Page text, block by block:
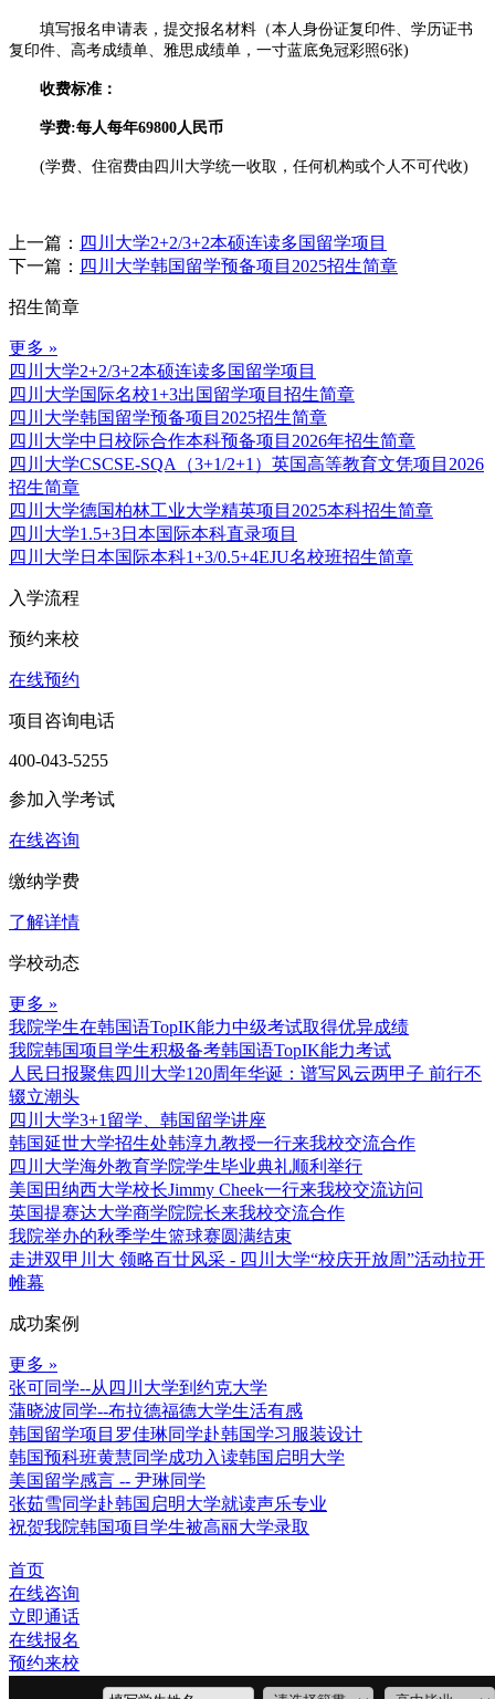
填写报名申请表，提交报名材料（本人身份证复印件、学历证书
复印件、高考成绩单、雅思成绩单，一寸蓝底免冠彩照6张)
收费标准：
学费:每人每年69800人民币
(学费、住宿费由四川大学统一收取，任何机构或个人不可代收)
上一篇： 四川大学2+2/3+2本硕连读多国留学项目
下一篇： 四川大学韩国留学预备项目2025招生简章
招生简章
更多 »
四川大学2+2/3+2本硕连读多国留学项目
四川大学国际名校1+3出国留学项目招生简章
四川大学韩国留学预备项目2025招生简章
四川大学中日校际合作本科预备项目2026年招生简章
四川大学CSCSE-SQA（3+1/2+1）英国高等教育文凭项目2026
招生简章
四川大学德国柏林工业大学精英项目2025本科招生简章
四川大学1.5+3日本国际本科直录项目
四川⼤学日本国际本科1+3/0.5+4EJU名校班招生简章
入学流程
预约来校
在线预约
项目咨询电话
400-043-5255
参加入学考试
在线咨询
缴纳学费
了解详情
学校动态
更多 »
我院学生在韩国语TopIK能力中级考试取得优异成绩
我院韩国项目学生积极备考韩国语TopIK能力考试
人民日报聚焦四川大学120周年华诞：谱写风云两甲子 前行不
辍立潮头
四川大学3+1留学、韩国留学讲座
韩国延世大学招生处韩淳九教授一行来我校交流合作
四川大学海外教育学院学生毕业典礼顺利举行
美国田纳西大学校长Jimmy Cheek一行来我校交流访问
英国提赛达大学商学院院长来我校交流合作
我院举办的秋季学生篮球赛圆满结束
走进双甲川大 领略百廿风采 - 四川大学“校庆开放周”活动拉开
帷幕
成功案例
更多 »
张可同学--从四川大学到约克大学
蒲晓波同学--布拉德福德大学生活有感
韩国留学项目罗佳琳同学赴韩国学习服装设计
韩国预科班黄慧同学成功入读韩国启明大学
美国留学感言 -- 尹琳同学
张茹雪同学赴韩国启明大学就读声乐专业
祝贺我院韩国项目学生被高丽大学录取
首页
在线咨询
立即通话
在线报名
预约来校